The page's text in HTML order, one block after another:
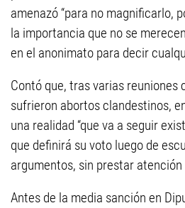
amenazó “para no magnificarlo,
la importancia que no se
en el anonimato para decir
Contó que, tras varias reuniones
sufrieron abortos clandestinos,
una realidad “que va a seguir
que definirá su voto luego de
argumentos, sin prestar atención
Antes de la media sanción en